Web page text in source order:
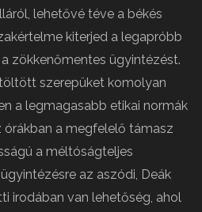
lehetővé téve a békés
kiterjed a legapróbb
zökkenőmentes ügyintézést.
szerepüket komolyan
a legmagasabb etikai normák
órákban a megfelelő támasz
a méltóságteljes
az aszódi, Deák
irodában van lehetőség, ahol